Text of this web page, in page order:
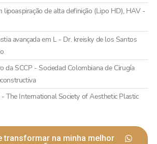
lipoaspiração de alta definição (Lipo HD), HAV -
avançada em L - Dr. kreisky de los Santos
da SCCP - Sociedad Colombiana de Cirugía
The International Society of Aesthetic Plastic
transformar na minha melhor